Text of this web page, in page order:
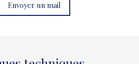
Envoyer un mail